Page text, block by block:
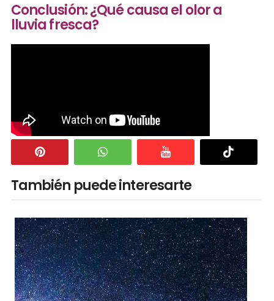
Conclusión: ¿Qué causa el olor a
lluvia fresca?
También puede interesarte